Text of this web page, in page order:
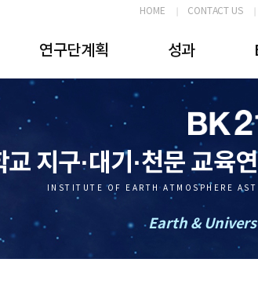
HOME CONTACT US
연구단계획 성과
교 지구·대기·천문 교육
INSTITUTE OF EARTH ATMOSPHERE
Earth &